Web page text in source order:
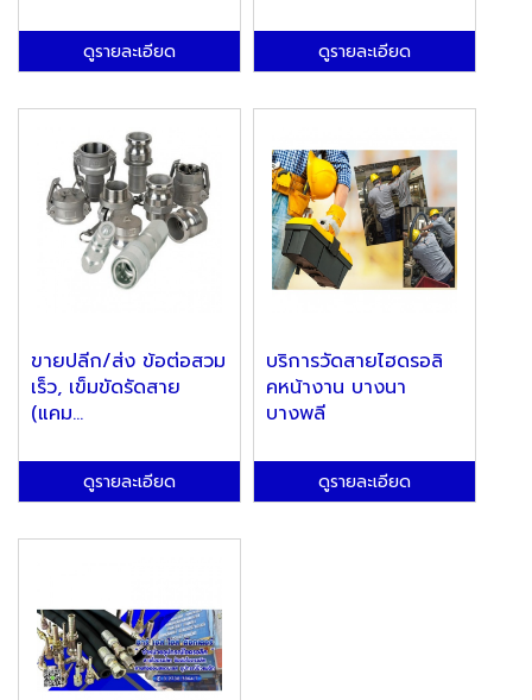
ดูรายละเอียด ดูรายละเอียด
ขายปลีก/ส่ง ข้อต่อสวม
เร็ว, เข็มขัดรัดสาย
(แคม...
ดูรายละเอียด
บริการวัดสายไฮดรอลิ
คหน้างาน บางนา
บางพลี
ดูรายละเอียด